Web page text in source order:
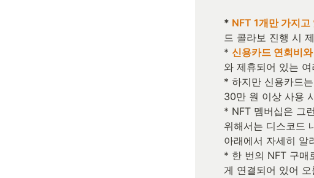
* NFT 1개만 가지고
드 콜라보 진행 시
* 신용카드 연회비
와 제휴되어 있는
* 하지만 신용카드
30만 원 이상 사용
* NFT 멤버십은 그
위해서는 디스코드
아래에서 자세히 알
* 한 번의 NFT 구매
게 연결되어 있어